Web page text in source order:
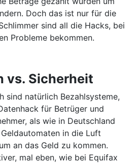
Doch das ist nur für die
sind all die Hacks, bei
Probleme bekommen.
vs. Sicherheit
sind natürlich Bezahlsysteme,
für Betrüger und
als wie in Deutschland
in die Luft
an das Geld zu kommen.
mal eben, wie bei Equifax